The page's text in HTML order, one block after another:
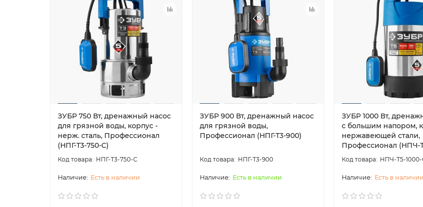
ЗУБР 750 Вт, дренажный насос
для грязной воды, корпус -
нерж. сталь, Профессионал
(НПГ-Т3-750-С)
НПГ-Т3-750-С
Есть в наличии
ЗУБР 900 Вт, дренажный насос
для грязной воды,
Профессионал (НПГ-Т3-900)
НПГ-Т3-900
Есть в наличии
ЗУБР 1000 Вт,
с большим напором,
нержавеющей стали,
Профессионал (НПЧ-
НПЧ-Т5-
Есть в наличии